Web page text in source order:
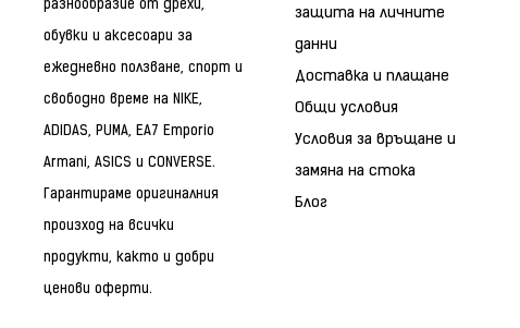
разнообразие от дрехи,
обувки и аксесоари за
ежедневно ползване, спорт и
свободно време на NIKE,
ADIDAS, PUMA, EA7 Emporio
Armani, ASICS и CONVERSE.
Гарантираме оригиналния
произход на всички
продукти, както и добри
ценови оферти.
защита на личните
данни
Доставка и плащане
Общи условия
Условия за връщане и
замяна на стока
Блог